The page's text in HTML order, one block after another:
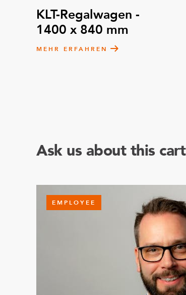
KLT-Regalwagen -
1400 x 840 mm
MEHR ERFAHREN
Ask us about this cart
EMPLOYEE